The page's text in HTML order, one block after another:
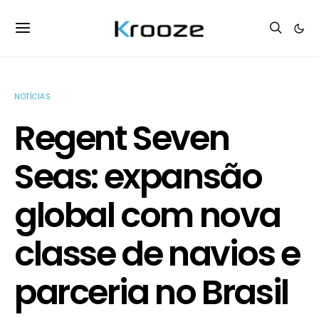
NOTÍCIAS
Regent Seven
Seas: expansão
global com nova
classe de navios e
parceria no Brasil